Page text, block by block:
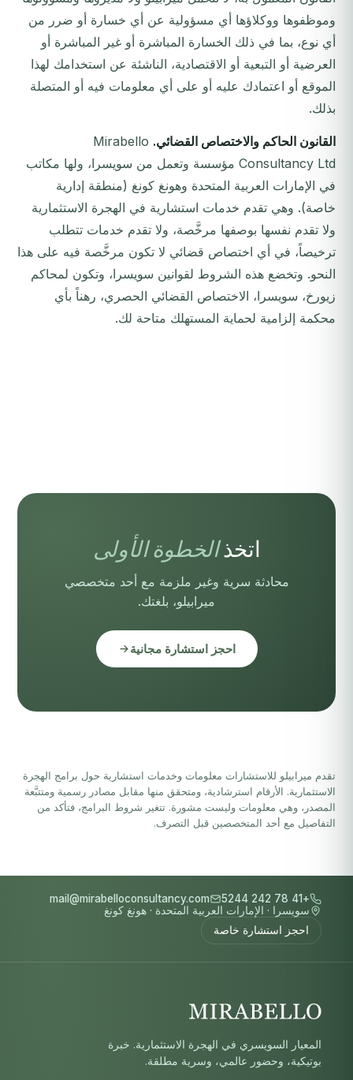
وموظفوها ووكلاؤها أي مسؤولية عن أي خسارة أو ضرر من
أي نوع، بما في ذلك الخسارة المباشرة أو غير المباشرة أو
العرضية أو التبعية أو الاقتصادية، الناشئة عن استخدامك لهذا
الموقع أو اعتمادك عليه أو على أي معلومات فيه أو المتصلة
بذلك.
القانون الحاكم والاختصاص القضائي. Mirabello
Consultancy Ltd مؤسسة وتعمل من سويسرا، ولها مكاتب
في الإمارات العربية المتحدة وهونغ كونغ (منطقة إدارية
خاصة). وهي تقدم خدمات استشارية في الهجرة الاستثمارية
ولا تقدم نفسها بوصفها مرخَّصة، ولا تقدم خدمات تتطلب
ترخيصاً، في أي اختصاص قضائي لا تكون مرخَّصة فيه على هذا
النحو. وتخضع هذه الشروط لقوانين سويسرا، وتكون لمحاكم
زيورخ، سويسرا، الاختصاص القضائي الحصري، رهناً بأي
محكمة إلزامية لحماية المستهلك متاحة لك.
اتخذالخطوة الأولى
محادثة سرية وغير ملزمة مع أحد متخصصي
ميرابيلو، بلغتك.
احجز استشارة مجانية
تقدم ميرابيلو للاستشارات معلومات وخدمات استشارية حول برامج الهجرة
الاستثمارية. الأرقام استرشادية، ومتحقق منها مقابل مصادر رسمية ومتتبَّعة
المصدر، وهي معلومات وليست مشورة. تتغير شروط البرامج، فتأكد من
التفاصيل مع أحد المتخصصين قبل التصرف.
+41 78 242 5244
mail@mirabelloconsultancy.com
سويسرا · الإمارات العربية المتحدة · هونغ كونغ
احجز استشارة خاصة
المعيار السويسري في الهجرة الاستثمارية. خبرة
بوتيكية، وحضور عالمي، وسرية مطلقة.